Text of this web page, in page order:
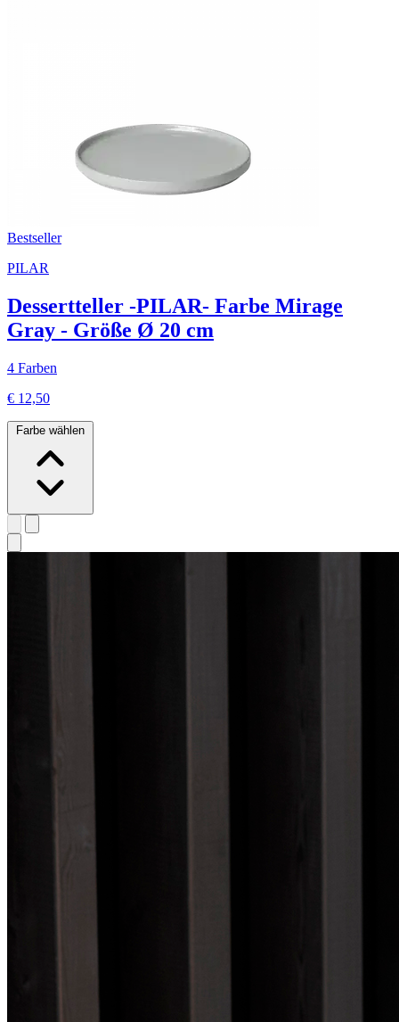
Bestseller
PILAR
Dessertteller -PILAR- Farbe Mirage
Gray - Größe Ø 20 cm
4 Farben
€ 12,50
Farbe wählen